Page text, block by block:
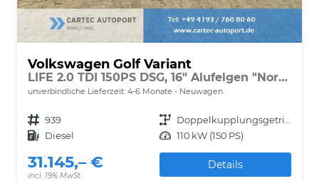
Volkswagen Golf Variant
LIFE 2.0 TDI 150PS DSG, 16" Alufelgen "Norfolk", Adaptiver Tempomat ACC, Sicht-Paket, Digital Cockpit Pro, LED-Scheinwerfer, Radio Composition 10,3" + Wireless App-Connect, Parksensoren vorne und hinten, Climatronic, M-Lederlenkrad, Reserverad, Dachreling
unverbindliche Lieferzeit: 4-6 Monate Neuwagen
Fahrzeugnr. 939 Getriebe
Kraftstoff Diesel Leistung 110 kW (150 PS)
31.145,– €
incl. 19% MwSt.
Details